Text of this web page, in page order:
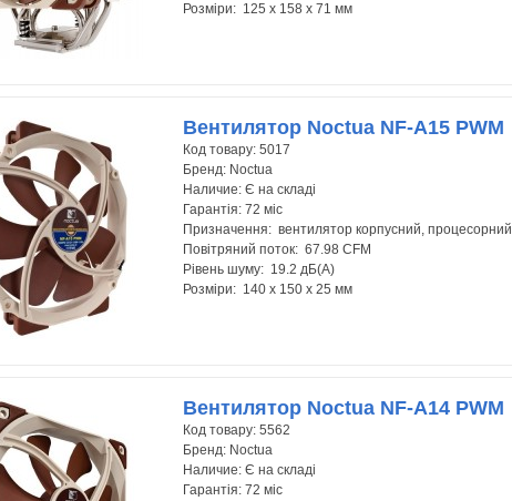
Розміри: 125 x 158 x 71 мм
Вентилятор Noctua NF-A15 PWM
Код товару: 5017
Бренд: Noctua
Наличие: Є на складі
Гарантія: 72 міс
Призначення: вентилятор корпусний, процесорний
Повітряний поток: 67.98 CFM
Рівень шуму: 19.2 дБ(А)
Розміри: 140 x 150 x 25 мм
Вентилятор Noctua NF-A14 PWM
Код товару: 5562
Бренд: Noctua
Наличие: Є на складі
Гарантія: 72 міс